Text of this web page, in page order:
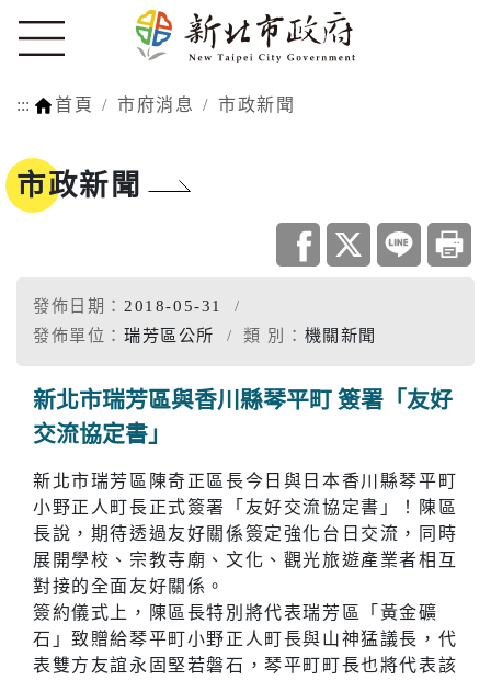
::: 首頁 市府消息 市政新聞
市政新聞
發佈日期： 2018-05-31
發佈單位： 瑞芳區公所 類 別： 機關新聞
新北市瑞芳區與香川縣琴平町 簽署「友好
交流協定書」
新北市瑞芳區陳奇正區長今日與日本香川縣琴平町
小野正人町長正式簽署「友好交流協定書」！陳區
長說，期待透過友好關係簽定強化台日交流，同時
展開學校、宗教寺廟、文化、觀光旅遊產業者相互
對接的全面友好關係。
簽約儀式上，陳區長特別將代表瑞芳區「黃金礦
石」致贈給琴平町小野正人町長與山神猛議長，代
表雙方友誼永固堅若磐石，琴平町町長也將代表該